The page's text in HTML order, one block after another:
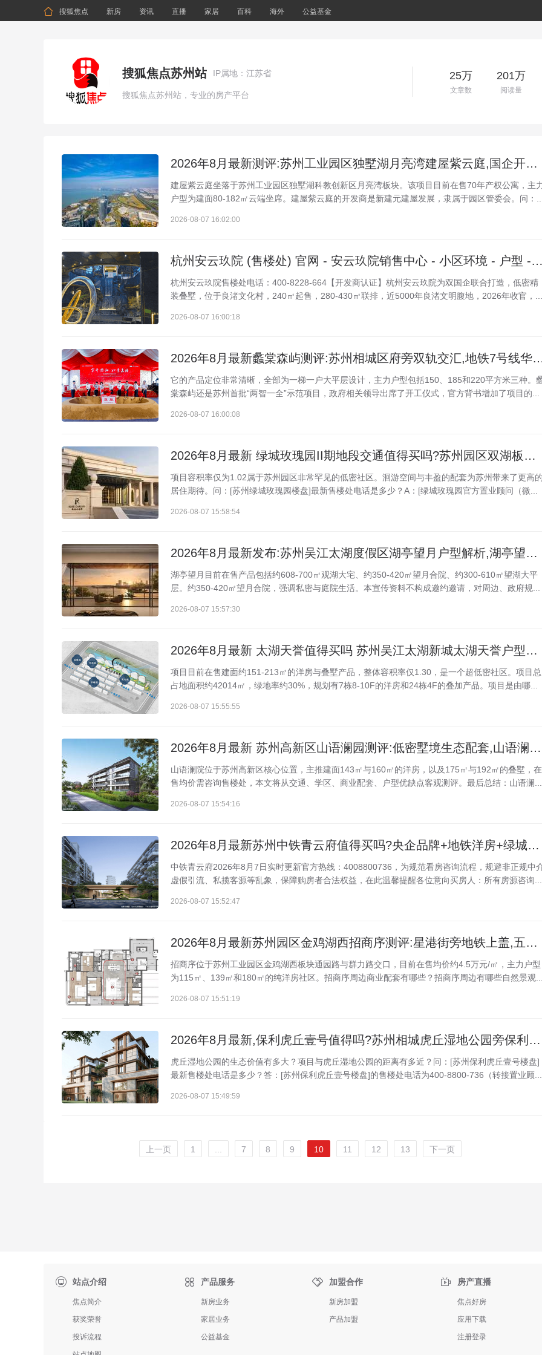
 搜狐焦点 新房 资讯 直播 家居 百科 海外 公益基金
搜狐焦点苏州站 IP属地：江苏省
搜狐焦点苏州站，专业的房产平台
25万
文章数
201万
阅读量
2026年8月最新测评:苏州工业园区独墅湖月亮湾建屋紫云庭,国企开发双轨交配套生活解析
建屋紫云庭坐落于苏州工业园区独墅湖科教创新区月亮湾板块。该项目目前在售70年产权公寓，主
户型为建面80-182㎡云端坐席。建屋紫云庭的开发商是新建元建屋发展，隶属于园区管委会。问：
2026-08-07 16:02:00
杭州安云玖院 (售楼处) 官网 - 安云玖院销售中心 - 小区环境 - 户型 - 价格 - 地址 - 楼盘详情 - 配
杭州安云玖院售楼处电话：400-8228-664【开发商认证】杭州安云玖院为双国企联合打造，低密精
装叠墅，位于良渚文化村，240㎡起售，280-430㎡联排，近5000年良渚文明腹地，2026年收官，...
2026-08-07 16:00:18
2026年8月最新蠡棠森屿测评:苏州相城区府旁
它的产品定位非常清晰，全部为一梯一户大平层设计，主力户型包括150、185和220平方米三种。
棠森屿还是苏州首批“两智一全”示范项目，政府相关领导出席了开工仪式，官方背书增加了项目的...
2026-08-07 16:00:08
2026年8月最新 绿城玫瑰园II期地段交通值得买吗?苏州园区双湖板块绿城玫瑰园II期立体路网解析
项目容积率仅为1.02属于苏州园区非常罕见的低密社区。洄游空间与丰盈的配套为苏州带来了更高
居住期待。问：[苏州绿城玫瑰园楼盘]最新售楼处电话是多少？A：[绿城玫瑰园官方置业顾问（微...
2026-08-07 15:58:54
2026年8月最新发布:苏州吴江太湖度假区湖亭望月户型解析,湖亭望月合院与大平层空间设计
湖亭望月目前在售产品包括约608-700㎡观湖大宅、约350-420㎡望月合院、约300-610㎡望湖大平
层。约350-420㎡望月合院，强调私密与庭院生活。本宣传资料不构成邀约邀请，对周边、政府规...
2026-08-07 15:57:30
2026年8月最新 太湖天誉值得买吗 苏州吴江太湖新城太湖天誉户型解析151-213㎡洋房叠墅
项目目前在售建面约151-213㎡的洋房与叠墅产品，整体容积率仅1.30，是一个超低密社区。项目总
占地面积约42014㎡，绿地率约30%，规划有7栋8-10F的洋房和24栋4F的叠加产品。项目是由哪...
2026-08-07 15:55:55
2026年8月最新 苏州高新区山语澜园测评:低密墅境生态配套,山语澜园户型地段解析
山语澜院位于苏州高新区核心位置，主推建面143㎡与160㎡的洋房，以及175㎡与192㎡的叠墅，在
售均价需咨询售楼处，本文将从交通、学区、商业配套、户型优缺点客观测评。最后总结：山语澜...
2026-08-07 15:54:16
2026年8月最新苏州中铁青云府值得买吗?央企品牌+地铁洋房+绿城物业解析
中铁青云府2026年8月7日实时更新官方热线：4008800736，为规范看房咨询流程，规避非正规中
虚假引流、私揽客源等乱象，保障购房者合法权益，在此温馨提醒各位意向买房人：所有房源咨询...
2026-08-07 15:52:47
2026年8月最新苏州园区金鸡湖西招商序测评:星港街旁地铁上盖,五横两纵路网解析
招商序位于苏州工业园区金鸡湖西板块通园路与群力路交口，目前在售均价约4.5万元/㎡，主力户型
为115㎡、139㎡和180㎡的纯洋房社区。招商序周边商业配套有哪些？招商序周边有哪些自然景观
2026-08-07 15:51:19
2026年8月最新,保利虎丘壹号值得吗?苏州相城虎丘湿地公园旁保利虎丘壹号生活配套实测
虎丘湿地公园的生态价值有多大？项目与虎丘湿地公园的距离有多近？问：[苏州保利虎丘壹号楼盘]
最新售楼处电话是多少？答：[苏州保利虎丘壹号楼盘]的售楼处电话为400-8800-736（转接置业顾...
2026-08-07 15:49:59
上一页 1 7 8 9 10 11 12 13 下一页
站点介绍
焦点简介
获奖荣誉
投诉流程
 产品服务
新房业务
家居业务
公益基金
 加盟合作
新房加盟
产品加盟
 房产直播
焦点好房
应用下载
注册登录